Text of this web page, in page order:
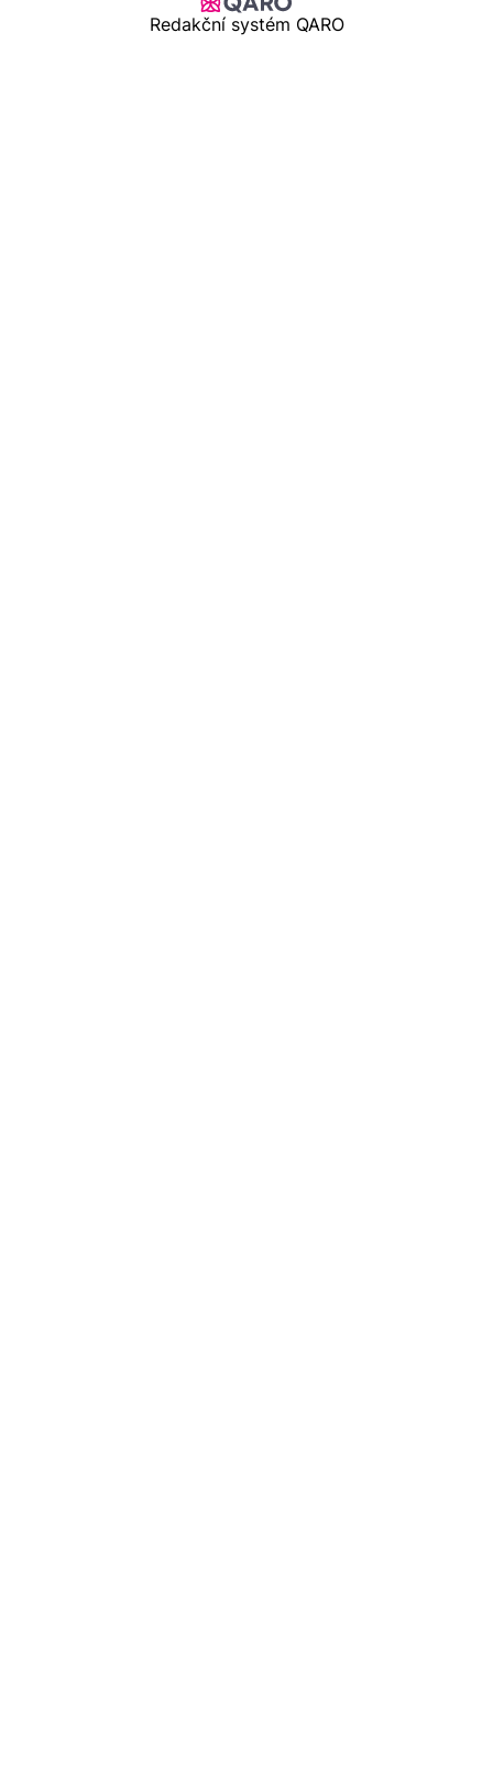
Redakční systém QARO